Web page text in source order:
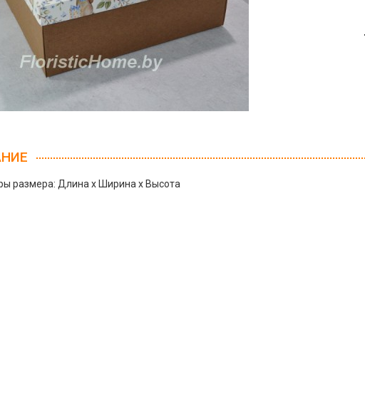
размера: Длина х Ширина х Высота